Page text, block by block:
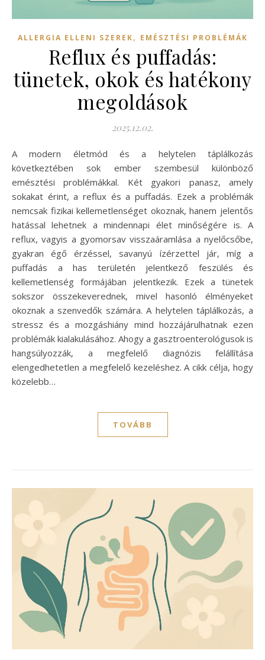
ALLERGIA ELLENI SZEREK, EMÉSZTÉSI PROBLÉMÁK
Reflux és puffadás:
tünetek, okok és hatékony
megoldások
2025.12.02.
A modern életmód és a helytelen táplálkozás
következtében sok ember szembesül különböző
emésztési problémákkal. Két gyakori panasz, amely
sokakat érint, a reflux és a puffadás. Ezek a problémák
nemcsak fizikai kellemetlenséget okoznak, hanem jelentős
hatással lehetnek a mindennapi élet minőségére is. A
reflux, vagyis a gyomorsav visszaáramlása a nyelőcsőbe,
gyakran égő érzéssel, savanyú ízérzettel jár, míg a
puffadás a has területén jelentkező feszülés és
kellemetlenség formájában jelentkezik. Ezek a tünetek
sokszor összekeverednek, mivel hasonló élményeket
okoznak a szenvedők számára. A helytelen táplálkozás, a
stressz és a mozgáshiány mind hozzájárulhatnak ezen
problémák kialakulásához. Ahogy a gasztroenterológusok is
hangsúlyozzák, a megfelelő diagnózis felállítása
elengedhetetlen a megfelelő kezeléshez. A cikk célja, hogy
közelebb…
TOVÁBB